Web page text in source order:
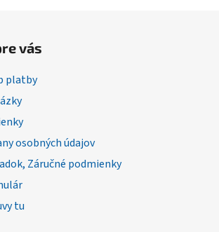
vás
platby
osobných údajov
Záručné podmienky
tu